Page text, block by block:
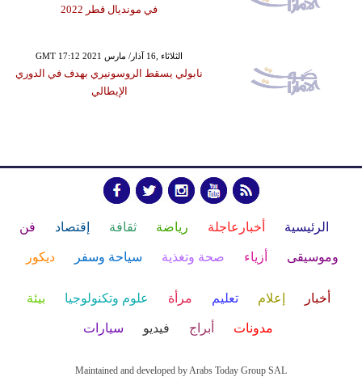
في مونديال قطر 2022
GMT 17:12 2021 الثلاثاء ,16 آذار/ مارس
نابولي يسقط الروسونيري بهدف في الدوري
الإيطالي
الرئيسية أخبارعاجلة رياضة ثقافة إقتصاد فن
وموسيقى أزياء صحة وتغذية سياحة وسفر ديكور
أخبار إعلام تعليم مرأة علوم وتكنولوجيا بيئة
مدونات أبراج فيديو سيارات
Maintained and developed by Arabs Today Group SAL